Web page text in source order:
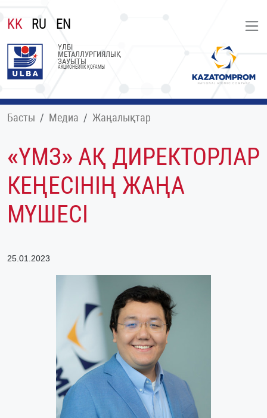
KK RU EN
ҮЛБІ
МЕТАЛЛУРГИЯЛЫҚ
ЗАУЫТЫ
АКЦИОНЕРЛІК ҚОҒАМЫ
Басты Медиа Жаңалықтар
«ҮМЗ» АҚ ДИРЕКТОРЛАР
КЕҢЕСІНІҢ ЖАҢА
МҮШЕСІ
25.01.2023